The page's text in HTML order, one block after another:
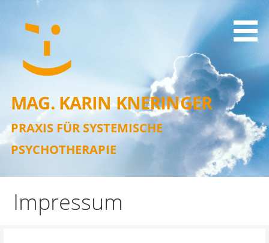
springen
MAG. KARIN KNERINGER
PRAXIS FÜR SYSTEMISCHE
PSYCHOTHERAPIE
Impressum